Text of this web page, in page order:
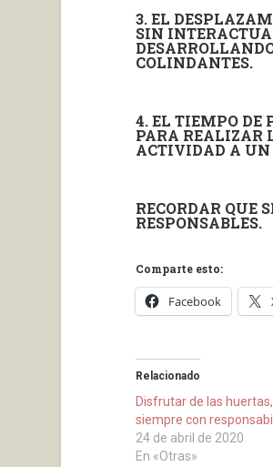
3. EL
SIN
COLINDANTES.
4. EL TIEMPO DE
PARA REALIZAR
ACTIVIDAD A UN
RECORDAR QUE
RESPONSABLES.
Comparte esto:
Facebook
Relacionado
Disfrutar de las
siempre con
24 de abril de 2020
En «Otras»